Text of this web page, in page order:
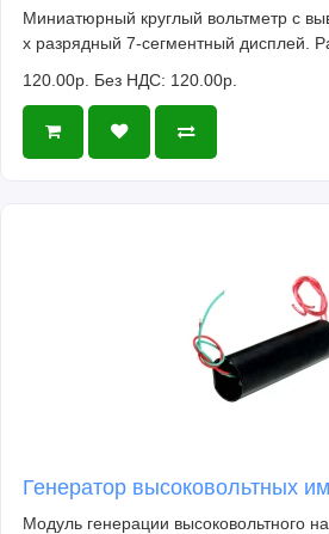
Миниатюрный круглый вольтметр с
х разрядный 7-сегментный дисплей.
120.00р. Без НДС: 120.00р.
Генератор высоковольтных
Модуль генерации высоковольтного